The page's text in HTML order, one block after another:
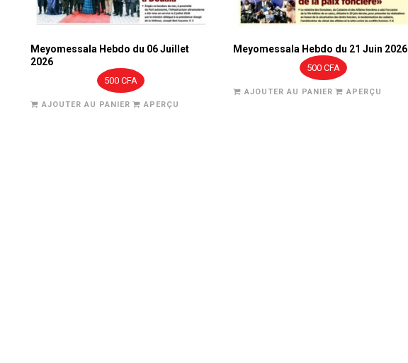
Meyomessala Hebdo du 06 Juillet
2026
500 CFA
AJOUTER AU PANIER APERÇU
Meyomessala Hebdo du 21 Juin 2026
500CFA
AJOUTER AU PANIER APERÇU